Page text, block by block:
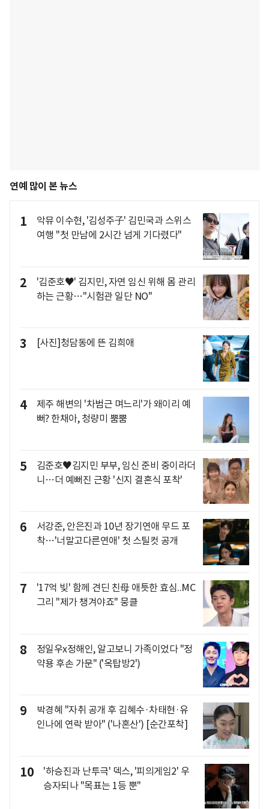
연예 많이 본 뉴스
1
악뮤 이수현, '김성주子' 김민국과 스위스
여행 "첫 만남에 2시간 넘게 기다렸다"
2
'김준호♥' 김지민, 자연 임신 위해 몸 관리
하는 근황…"시험관 일단 NO"
3 [사진]청담동에 뜬 김희애
4
제주 해변의 '차범근 며느리'가 왜이리 예
뻐? 한채아, 청량미 뿜뿜
5
김준호♥김지민 부부, 임신 준비 중이라더
니…더 예뻐진 근황 '신지 결혼식 포착'
6
서강준, 안은진과 10년 장기연애 무드 포
착…'너말고다른연애' 첫 스틸컷 공개
7
'17억 빚' 함께 견딘 친母 애틋한 효심..MC
그리 "제가 챙겨야죠" 뭉클
8
정일우x정해인, 알고보니 가족이었다 "정
약용 후손 가문" ('옥탑방2')
9
박경혜 "자취 공개 후 김혜수·차태현·유
인나에 연락 받아" ('나혼산') [순간포착]
10
'하승진과 난투극' 덱스, '피의게임2' 우
승자되나 "목표는 1등 뿐"